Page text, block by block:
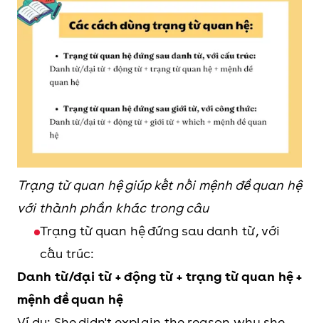
Trạng từ quan hệ giúp kết nối mệnh đề quan hệ
với thành phần khác trong câu
Trạng từ quan hệ đứng sau danh từ, với
cấu trúc:
Danh từ/đại từ + động từ + trạng từ quan hệ +
mệnh đề quan hệ